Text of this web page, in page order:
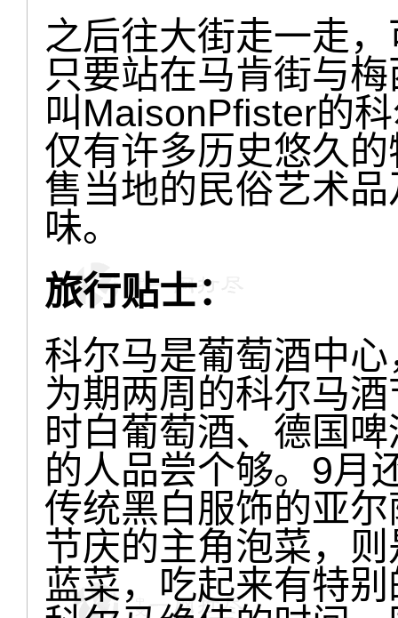
之后往大街走一走
只要站在马肯街与
叫MaisonPfister的
仅有许多历史悠久
售当地的民俗艺术
味。
旅行贴士：
科尔马是葡萄酒中
为期两周的科尔马
时白葡萄酒、德国
的人品尝个够。9月
传统黑白服饰的亚
节庆的主角泡菜，
蓝菜，吃起来有特